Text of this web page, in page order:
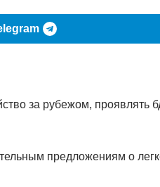
за рубежом, проявлять
предложениям о